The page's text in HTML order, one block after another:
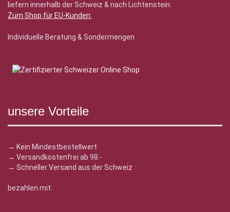
liefern innerhalb der Schweiz & nach Lichtenstein.
Zum Shop für EU-Kunden.
Individuelle Beratung & Sondermengen
unsere Vorteile
→ Kein Mindestbestellwert
→ Versandkostenfrei ab 98.-
→ Schneller Versand aus der Schweiz
bezahlen mit: